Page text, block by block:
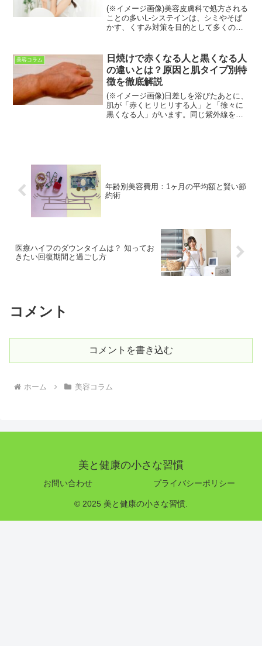
(※イメージ画像)美容皮膚科で処方される
ことの多いL-システインは、シミやそば
かす、くすみ対策を目的として多くの方
ですが、「本当に効果があるの？」「副
作用やデメリットは...
美容コラム
日焼けで赤くなる人と黒くなる人
の違いとは？原因と肌タイプ別特
徴を徹底解説
(※イメージ画像)日差しを浴びたあとに、
肌が「赤くヒリヒリする人」と「徐々に
黒くなる人」がいます。同じ紫外線を浴
年齢別美容費用：1ヶ月の平均額と賢い節
約術
医療ハイフのダウンタイムは？ 知ってお
きたい回復期間と過ごし方
コメント
コメントを書き込む
ホーム 美容コラム
美と健康の小さな習慣
お問い合わせ プライバシーポリシー
© 2025 美と健康の小さな習慣.